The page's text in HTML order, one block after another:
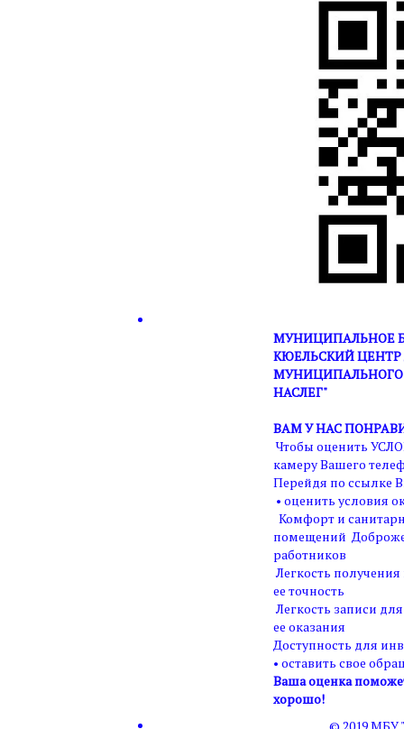
МУНИЦИПАЛЬНОЕ
КЮЕЛЬСКИЙ ЦЕНТР
МУНИЦИПАЛЬНОГО
НАСЛЕГ"
ВАМ У НАС
Чтобы оценить
камеру Вашего
Перейдя по ссылке
• оценить условия
Комфорт и
помещений
работников
Легкость
ее точность
Легкость записи
ее оказания
Доступность для
• оставить свое
Ваша оценка
хорошо!